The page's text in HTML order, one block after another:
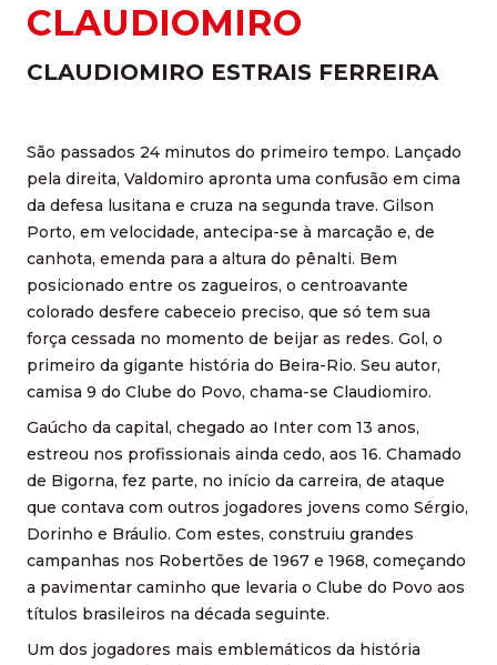
CLAUDIOMIRO
CLAUDIOMIRO ESTRAIS FERREIRA
São passados 24 minutos do primeiro tempo. Lançado
pela direita, Valdomiro apronta uma confusão em cima
da defesa lusitana e cruza na segunda trave. Gilson
Porto, em velocidade, antecipa-se à marcação e, de
canhota, emenda para a altura do pênalti. Bem
posicionado entre os zagueiros, o centroavante
colorado desfere cabeceio preciso, que só tem sua
força cessada no momento de beijar as redes. Gol, o
primeiro da gigante história do Beira-Rio. Seu autor,
camisa 9 do Clube do Povo, chama-se Claudiomiro.
Gaúcho da capital, chegado ao Inter com 13 anos,
estreou nos profissionais ainda cedo, aos 16. Chamado
de Bigorna, fez parte, no início da carreira, de ataque
que contava com outros jogadores jovens como Sérgio,
Dorinho e Bráulio. Com estes, construiu grandes
campanhas nos Robertões de 1967 e 1968, começando
a pavimentar caminho que levaria o Clube do Povo aos
títulos brasileiros na década seguinte.
Um dos jogadores mais emblemáticos da história